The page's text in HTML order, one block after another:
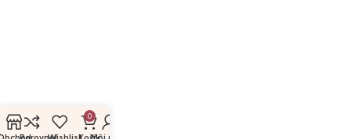
0